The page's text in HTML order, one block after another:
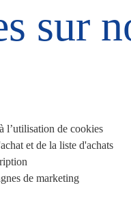
sur
l’utilisation de cookies
et de la liste d'achats
de marketing